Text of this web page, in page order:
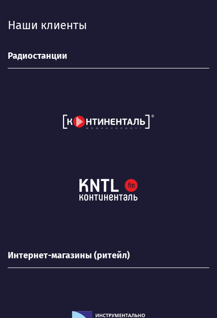
Наши клиенты
Радиостанции
Интернет-магазины (ритейл)